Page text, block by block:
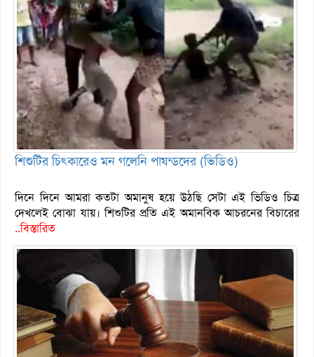
শিশুটির চিৎকারেও মন গলেনি পাষন্ডদের (ভিডিও)
দিনে দিনে আমরা কতটা অমানুষ হয়ে উঠছি সেটা এই ভিডিও চিত্র
দেখলেই বোঝা যায়। শিশুটির প্রতি এই অমানবিক আচরনের বিচারের
..বিস্তারিত